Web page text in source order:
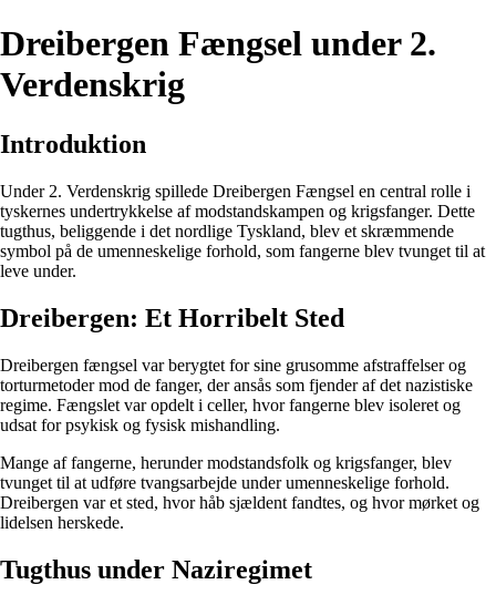
Dreibergen Fængsel under 2.
Verdenskrig
Introduktion
Under 2. Verdenskrig spillede Dreibergen Fængsel en central rolle i
tyskernes undertrykkelse af modstandskampen og krigsfanger. Dette
tugthus, beliggende i det nordlige Tyskland, blev et skræmmende
symbol på de umenneskelige forhold, som fangerne blev tvunget til at
leve under.
Dreibergen: Et Horribelt Sted
Dreibergen fængsel var berygtet for sine grusomme afstraffelser og
torturmetoder mod de fanger, der ansås som fjender af det nazistiske
regime. Fængslet var opdelt i celler, hvor fangerne blev isoleret og
udsat for psykisk og fysisk mishandling.
Mange af fangerne, herunder modstandsfolk og krigsfanger, blev
tvunget til at udføre tvangsarbejde under umenneskelige forhold.
Dreibergen var et sted, hvor håb sjældent fandtes, og hvor mørket og
lidelsen herskede.
Tugthus under Naziregimet